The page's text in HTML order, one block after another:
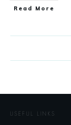
Read More
USEFUL LINKS